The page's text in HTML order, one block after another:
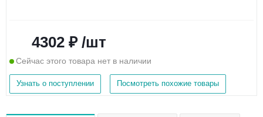
4302 ₽ /шт
Сейчас этого товара нет в наличии
Узнать о поступлении Посмотреть похожие товары